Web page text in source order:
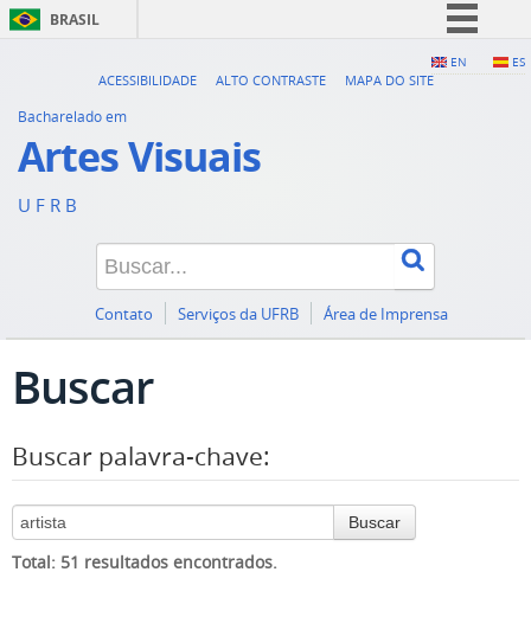
BRASIL
Canais
EN ES
ACESSIBILIDADE ALTO CONTRASTE MAPA DO SITE
Bacharelado em
Artes Visuais
U F R B
Contato Serviços da UFRB Área de Imprensa
Buscar
Buscar palavra-chave:
Buscar
Total: 51 resultados encontrados.